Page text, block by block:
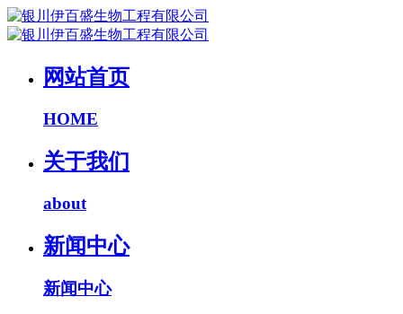
网站首页
HOME
关于我们
about
新闻中心
新闻中心